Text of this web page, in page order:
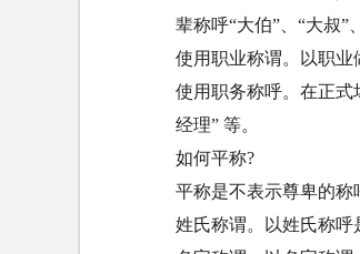
辈称呼“大伯”、“大叔”
使用职业称谓。以职业
使用职务称呼。在正式
经理” 等。
如何平称?
平称是不表示尊卑的称
姓氏称谓。以姓氏称呼